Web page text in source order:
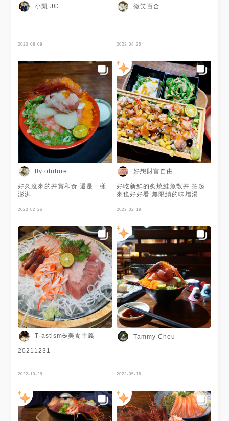
小凱 JC
2023-08-09
微笑百合
2023-04-25
flytofuture
好久沒來的丼賞和食 還是一樣
澎湃
2023-02-26
好想財富自由
好吃新鮮的炙燒鮭魚散丼 拍起
來也好好看 無限續的味增湯 裡
在地下室哦 生意很好 沒有訂位
也不高 應該很快就會再去吃了
推薦~
2023-02-18
T·astism☕️美食主義
20211231
2022-10-28
Tammy Chou
2022-05-16